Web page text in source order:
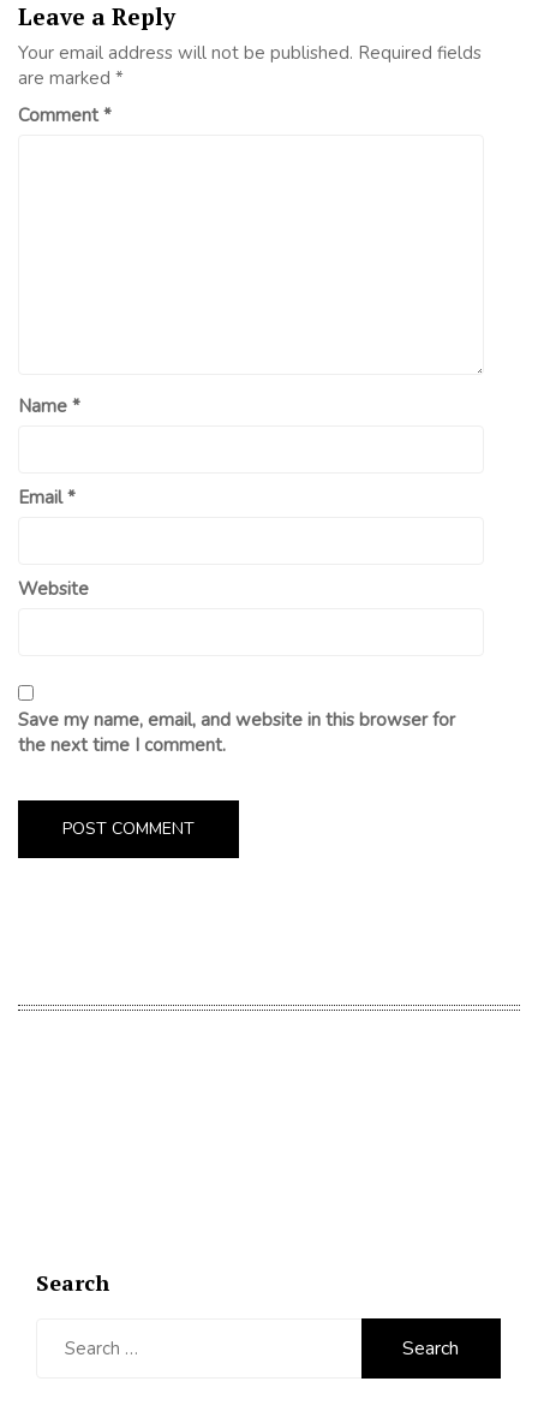
Leave a Reply
Your email address will not be published. Required fields
are marked *
Comment*
Name *
Email*
Website
Save my name, email, and website in this browser for
the next time I comment.
Search